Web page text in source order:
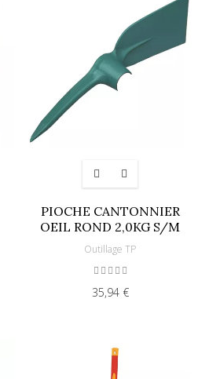
PIOCHE CANTONNIER
OEIL ROND 2,0KG S/M
Outillage TP
35,94 €